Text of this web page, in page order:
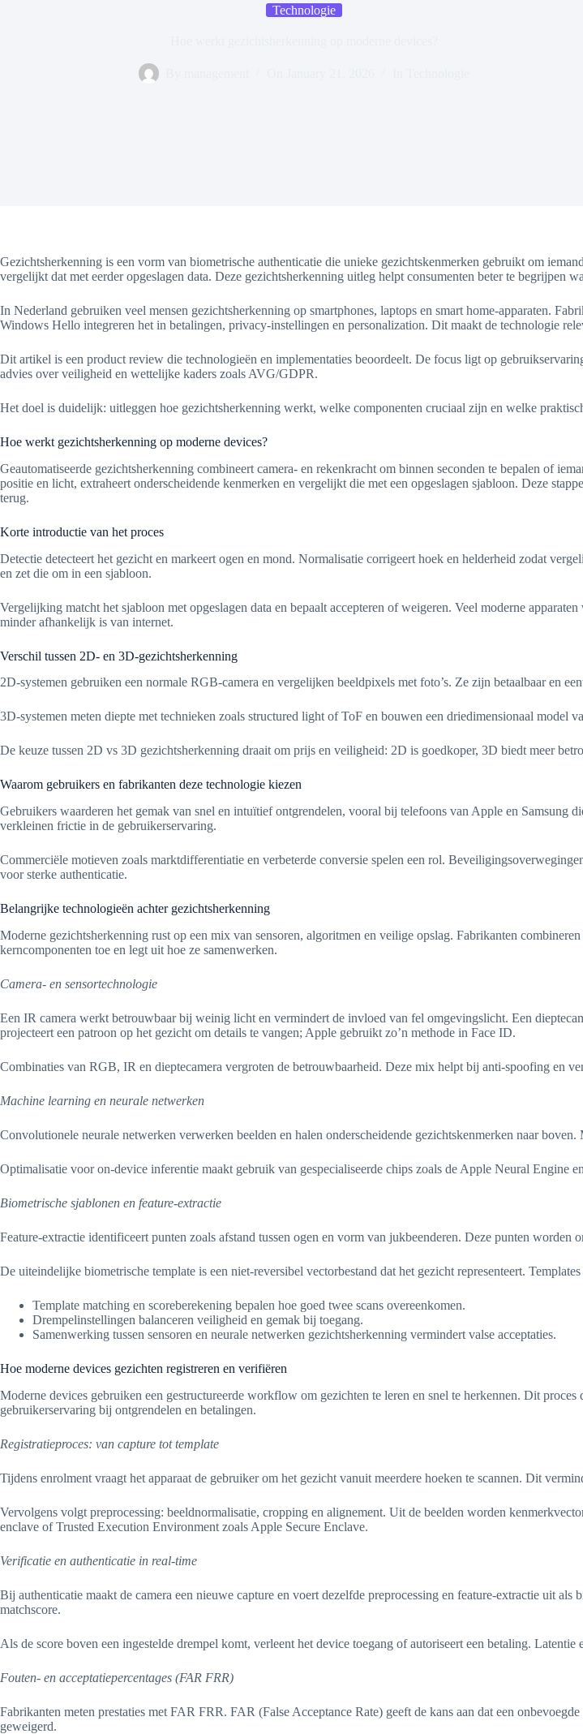
Technologie
Gezichtsherkenning is een vorm van biometrische authenticatie die unieke gezichtskenmerken gebruikt om
vergelijkt dat met eerder opgeslagen data. Deze gezichtsherkenning uitleg helpt consumenten beter te begrijpen
In Nederland gebruiken veel mensen gezichtsherkenning op smartphones, laptops en smart home-apparaten.
Windows Hello integreren het in betalingen, privacy-instellingen en personalization. Dit maakt de technologie
Dit artikel is een product review die technologieën en implementaties beoordeelt. De focus ligt op
advies over veiligheid en wettelijke kaders zoals AVG/GDPR.
Het doel is duidelijk: uitleggen hoe gezichtsherkenning werkt, welke componenten cruciaal zijn en welke
Hoe werkt gezichtsherkenning op moderne devices?
Geautomatiseerde gezichtsherkenning combineert camera- en rekenkracht om binnen seconden te bepalen of
positie en licht, extraheert onderscheidende kenmerken en vergelijkt die met een opgeslagen sjabloon. Deze
terug.
Korte introductie van het proces
Detectie detecteert het gezicht en markeert ogen en mond. Normalisatie corrigeert hoek en helderheid zodat
en zet die om in een sjabloon.
Vergelijking matcht het sjabloon met opgeslagen data en bepaalt accepteren of weigeren. Veel moderne
minder afhankelijk is van internet.
Verschil tussen 2D- en 3D-gezichtsherkenning
2D-systemen gebruiken een normale RGB-camera en vergelijken beeldpixels met foto’s. Ze zijn betaalbaar en
3D-systemen meten diepte met technieken zoals structured light of ToF en bouwen een driedimensionaal model
De keuze tussen 2D vs 3D gezichtsherkenning draait om prijs en veiligheid: 2D is goedkoper, 3D biedt meer
Waarom gebruikers en fabrikanten deze technologie kiezen
Gebruikers waarderen het gemak van snel en intuïtief ontgrendelen, vooral bij telefoons van Apple en Samsung
verkleinen frictie in de gebruikerservaring.
Commerciële motieven zoals marktdifferentiatie en verbeterde conversie spelen een rol.
voor sterke authenticatie.
Belangrijke technologieën achter gezichtsherkenning
Moderne gezichtsherkenning rust op een mix van sensoren, algoritmen en veilige opslag. Fabrikanten
kerncomponenten toe en legt uit hoe ze samenwerken.
Camera- en sensortechnologie
Een IR camera werkt betrouwbaar bij weinig licht en vermindert de invloed van fel omgevingslicht. Een
projecteert een patroon op het gezicht om details te vangen; Apple gebruikt zo’n methode in Face ID.
Combinaties van RGB, IR en dieptecamera vergroten de betrouwbaarheid. Deze mix helpt bij anti-spoofing en
Machine learning en neurale netwerken
Convolutionele neurale netwerken verwerken beelden en halen onderscheidende gezichtskenmerken naar
Optimalisatie voor on-device inferentie maakt gebruik van gespecialiseerde chips zoals de Apple Neural Engine
Biometrische sjablonen en feature-extractie
Feature-extractie identificeert punten zoals afstand tussen ogen en vorm van jukbeenderen. Deze punten
De uiteindelijke biometrische template is een niet-reversibel vectorbestand dat het gezicht representeert.
Template matching en scoreberekening bepalen hoe goed twee scans overeenkomen.
Drempelinstellingen balanceren veiligheid en gemak bij toegang.
Samenwerking tussen sensoren en neurale netwerken gezichtsherkenning vermindert valse acceptaties.
Hoe moderne devices gezichten registreren en verifiëren
Moderne devices gebruiken een gestructureerde workflow om gezichten te leren en snel te herkennen. Dit
gebruikerservaring bij ontgrendelen en betalingen.
Registratieproces: van capture tot template
Tijdens enrolment vraagt het apparaat de gebruiker om het gezicht vanuit meerdere hoeken te scannen. Dit
Vervolgens volgt preprocessing: beeldnormalisatie, cropping en alignement. Uit de beelden worden
enclave of Trusted Execution Environment zoals Apple Secure Enclave.
Verificatie en authenticatie in real-time
Bij authenticatie maakt de camera een nieuwe capture en voert dezelfde preprocessing en feature-extractie uit
matchscore.
Als de score boven een ingestelde drempel komt, verleent het device toegang of autoriseert een betaling.
Fouten- en acceptatiepercentages (FAR FRR)
Fabrikanten meten prestaties met FAR FRR. FAR (False Acceptance Rate) geeft de kans aan dat een
geweigerd.